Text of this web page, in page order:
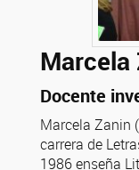
Marcela
Docente
Marcela Zanin
carrera de
1986 enseña